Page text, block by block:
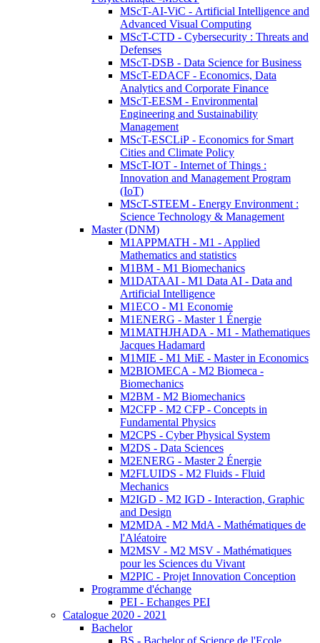
MScT-AI-ViC - Artificial Intelligence and
Advanced Visual Computing
MScT-CTD - Cybersecurity : Threats and
Defenses
MScT-DSB - Data Science for Business
MScT-EDACF - Economics, Data
Analytics and Corporate Finance
MScT-EESM - Environmental
Engineering and Sustainability
Management
MScT-ESCLiP - Economics for Smart
Cities and Climate Policy
MScT-IOT - Internet of Things :
Innovation and Management Program
(IoT)
MScT-STEEM - Energy Environment :
Science Technology & Management
Master (DNM)
M1APPMATH - M1 - Applied
Mathematics and statistics
M1BM - M1 Biomechanics
M1DATAAI - M1 Data AI - Data and
Artificial Intelligence
M1ECO - M1 Economie
M1ENERG - Master 1 Énergie
M1MATHJHADA - M1 - Mathematiques
Jacques Hadamard
M1MIE - M1 MiE - Master in Economics
M2BIOMECA - M2 Biomeca -
Biomechanics
M2BM - M2 Biomechanics
M2CFP - M2 CFP - Concepts in
Fundamental Physics
M2CPS - Cyber Physical System
M2DS - Data Sciences
M2ENERG - Master 2 Énergie
M2FLUIDS - M2 Fluids - Fluid
Mechanics
M2IGD - M2 IGD - Interaction, Graphic
and Design
M2MDA - M2 MdA - Mathématiques de
l'Aléatoire
M2MSV - M2 MSV - Mathématiques
pour les Sciences du Vivant
M2PIC - Projet Innovation Conception
Programme d'échange
PEI - Echanges PEI
Catalogue 2020 - 2021
Bachelor
BS - Bachelor of Science de l'Ecole